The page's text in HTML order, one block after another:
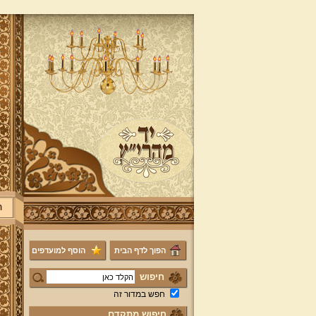
הפוך לדף הבית הוסף למועדפים
חיפוש
חפש במדור זה